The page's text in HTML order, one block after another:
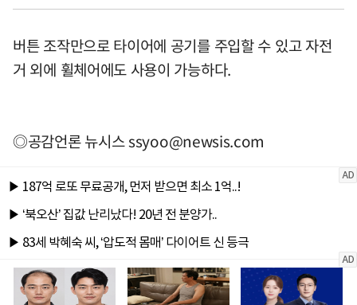
버튼 조작만으로 타이어에 공기를 주입할 수 있고 자전
거 외에 휠체어에도 사용이 가능하다.
◎공감언론 뉴시스ssyoo@newsis.com